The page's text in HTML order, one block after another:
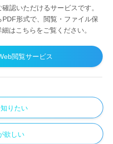
認いただけるサービスです。
形式で、閲覧・ファイル保
はこちらをご覧ください。
閲覧サービス
りたい
欲しい